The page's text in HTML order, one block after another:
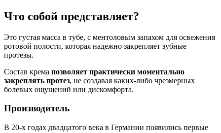
Что собой представляет?
Это густая масса в тубе, с ментоловым запахом для освежения
ротовой полости, которая надежно закрепляет зубные
протезы.
Состав крема позволяет практически моментально
закреплять протез, не создавая каких-либо чрезмерных
болевых ощущений или дискомфорта.
Производитель
В 20-х годах двадцатого века в Германии появились первые